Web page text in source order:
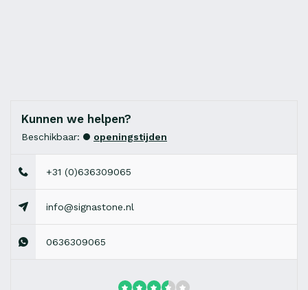
Kunnen we helpen?
Beschikbaar: openingstijden
+31 (0)636309065
info@signastone.nl
0636309065